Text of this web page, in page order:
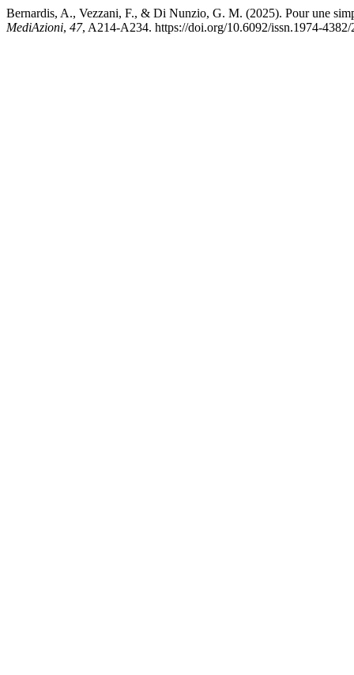
Bernardis, A., Vezzani, F., & Di Nunzio, G. M. (2025). Pour une
MediAzioni, 47, A214-A234. https://doi.org/10.6092/issn.1974-4382/